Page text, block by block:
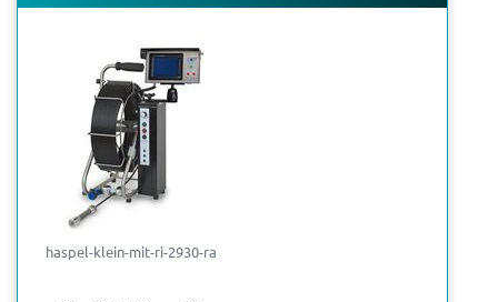
haspel-klein-mit-ri-2930-ra